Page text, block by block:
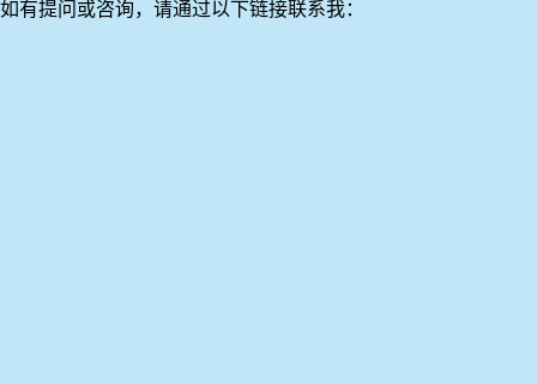
如有提问或咨询，请通过以下链接联系我：